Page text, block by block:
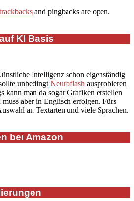
trackbacks and pingbacks are open.
KI Basis
Intelligenz schon eigenständig
unbedingt Neuroflash ausprobieren
man da sogar Grafiken erstellen
aber in Englisch erfolgen. Fürs
an Textarten und viele Sprachen.
bei Amazon